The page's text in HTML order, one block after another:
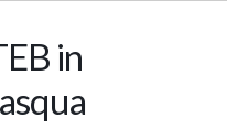
in